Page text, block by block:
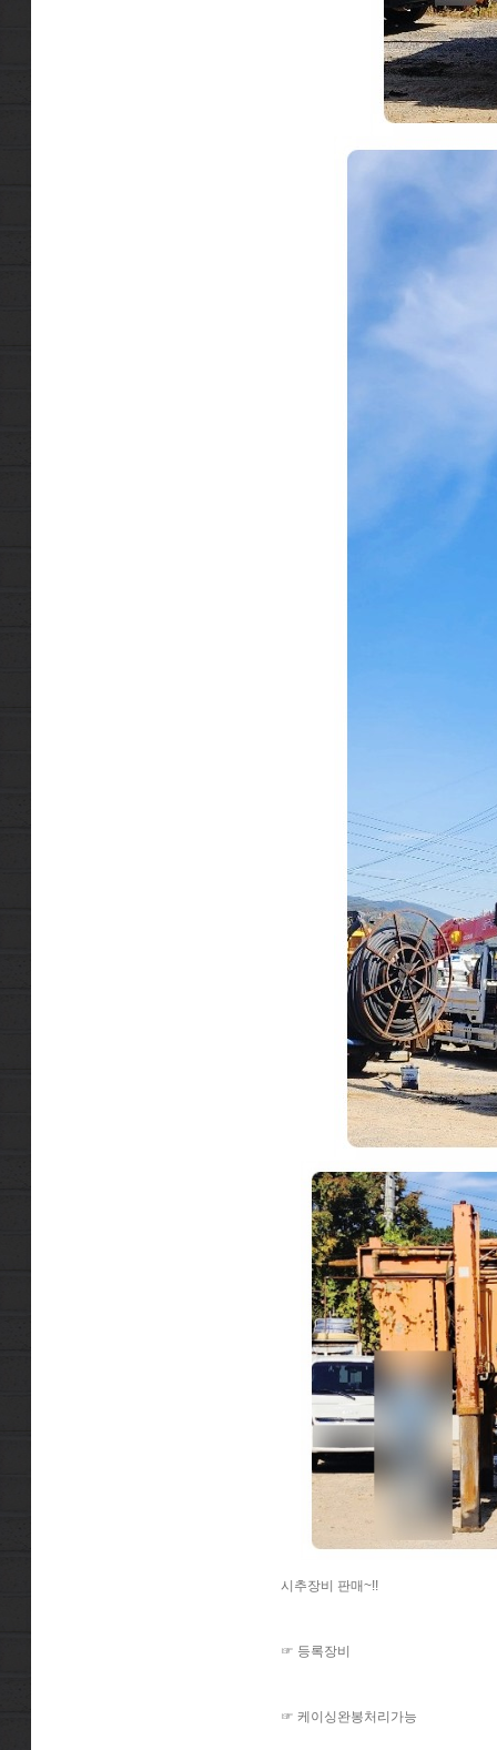
시추장비 판매~!!
​☞ 등록장비
​☞ 케이싱완봉처리가능